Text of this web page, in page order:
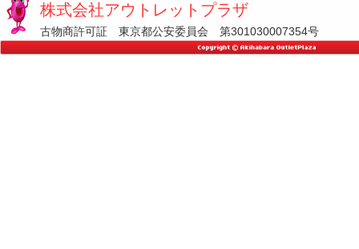
株式会社アウトレットプラザ
古物商許可証 東京都公安委員会 第301030007354号